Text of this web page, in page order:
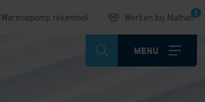
Werken bij Nathan
Warmtepomp rekentool
MENU